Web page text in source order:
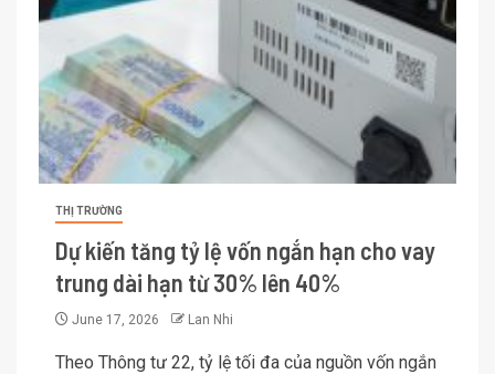
THỊ TRƯỜNG
Dự kiến tăng tỷ lệ vốn ngắn hạn cho vay
trung dài hạn từ 30% lên 40%
June 17, 2026 Lan Nhi
Theo Thông tư 22, tỷ lệ tối đa của nguồn vốn ngắn